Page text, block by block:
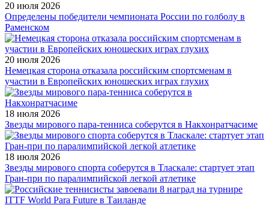
20 июля 2026
Определены победители чемпионата России по голболу в
Раменском
20 июля 2026
Немецкая сторона отказала российским спортсменам в
участии в Европейских юношеских играх глухих
18 июля 2026
Звезды мирового пара-тенниса соберутся в Накхонратчасиме
18 июля 2026
Звезды мирового спорта соберутся в Тласкале: стартует этап
Гран-при по паралимпийской легкой атлетике